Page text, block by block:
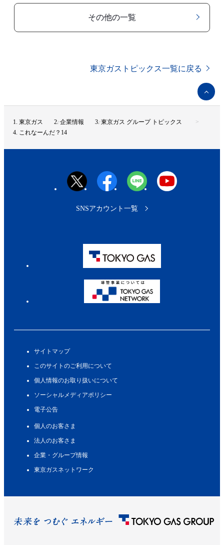
その他の一覧
東京ガストピックス一覧に戻る
ペ
ー
ジ
へ
東京ガス 企業情報
東京ガス グループ トピックス
これなーんだ？14
サイトマップ
このサイトのご利用について
個人情報のお取り扱いについて
ソーシャルメディアポリシー
電子公告
個人のお客さま
法人のお客さま
企業・グループ情報
東京ガスネットワーク
SNSアカウント一覧